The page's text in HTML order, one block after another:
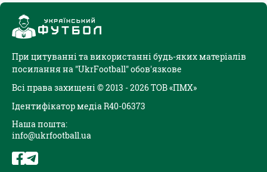
При цитуванні та використанні будь-яких матеріалів
посилання на "UkrFootball" обов'язкове
Всі права захищені © 2013 - 2026 ТОВ «ПМХ»
Ідентифікатор медіа R40-06373
Наша пошта:
info@ukrfootball.ua